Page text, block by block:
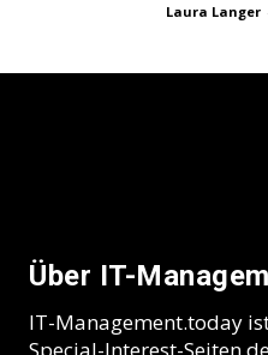
Laura Langer
Über IT-
IT-Management.today